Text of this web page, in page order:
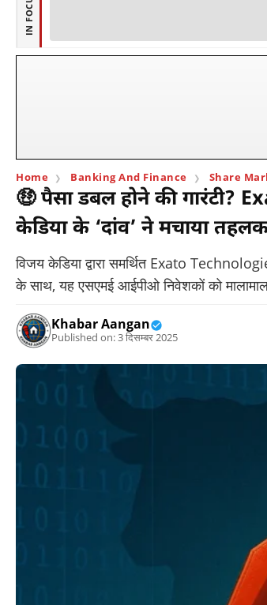
IN FOCUS
Home Banking And Finance Share
🤑 पैसा डबल होने की गारंटी?
केडिया के ‘दांव’ ने मचाया
विजय केडिया द्वारा समर्थित Exato
के साथ, यह एसएमई आईपीओ निवेशकों को
Khabar Aangan
Published on: 3 दिसम्बर 2025